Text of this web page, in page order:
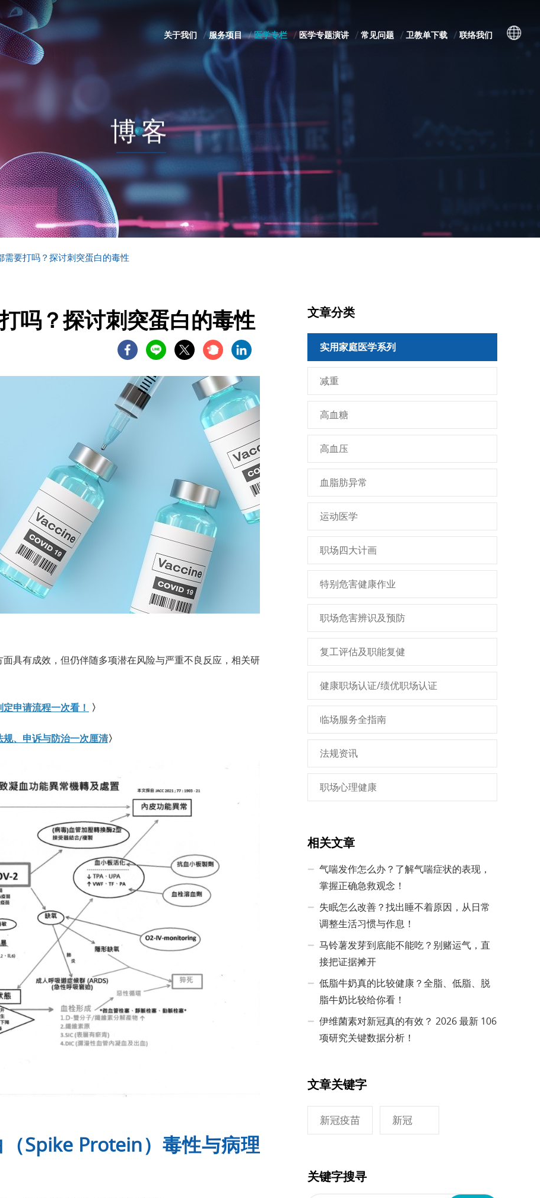
关于我们 服务项目 医学专栏 医学专题演讲 常见问题 卫教单下载 联络我们
博客
需要打吗？探讨刺突蛋白的毒性
吗？探讨刺突蛋白的毒性
具有成效，但仍伴随多项潜在风险与严重不良反应，相关研
申请流程一次看！ 〉
、申诉与防治一次厘清〉
Spike Protein）毒性与病理
文章分类
实用家庭医学系列
减重
高血糖
高血压
血脂肪异常
运动医学
职场四大计画
特别危害健康作业
职场危害辨识及预防
复工评估及职能复健
健康职场认证/绩优职场认证
临场服务全指南
法规资讯
职场心理健康
相关文章
气喘发作怎么办？了解气喘症状的表现，
掌握正确急救观念！
失眠怎么改善？找出睡不着原因，从日常
调整生活习惯与作息！
马铃薯发芽到底能不能吃？别赌运气，直
接把证据摊开
低脂牛奶真的比较健康？全脂、低脂、脱
脂牛奶比较给你看！
伊维菌素对新冠真的有效？ 2026 最新 106
项研究关键数据分析！
文章关键字
新冠疫苗 新冠
关键字搜寻